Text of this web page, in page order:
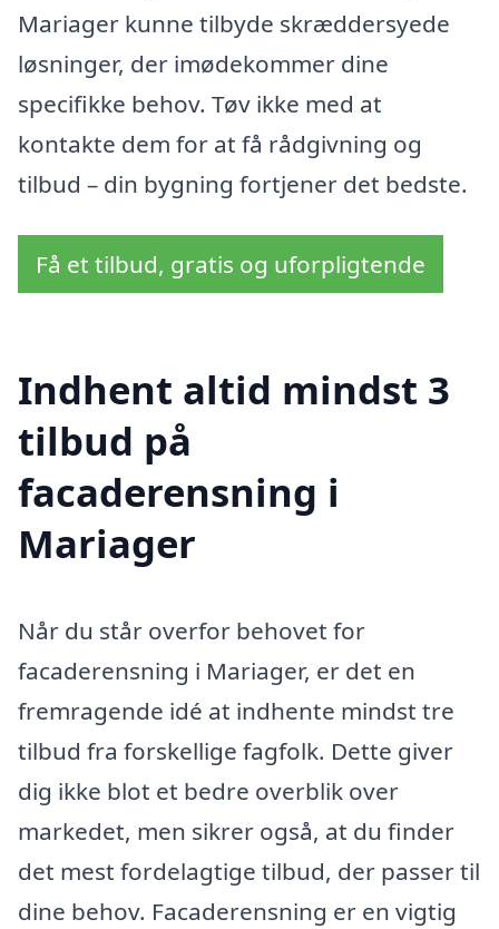
Mariager kunne tilbyde skræddersyede
løsninger, der imødekommer dine
specifikke behov. Tøv ikke med at
kontakte dem for at få rådgivning og
tilbud – din bygning fortjener det bedste.
Få et tilbud, gratis og uforpligtende
Indhent altid mindst 3
tilbud på
facaderensning i
Mariager
Når du står overfor behovet for
facaderensning i Mariager, er det en
fremragende idé at indhente mindst tre
tilbud fra forskellige fagfolk. Dette giver
dig ikke blot et bedre overblik over
markedet, men sikrer også, at du finder
det mest fordelagtige tilbud, der passer til
dine behov. Facaderensning er en vigtig